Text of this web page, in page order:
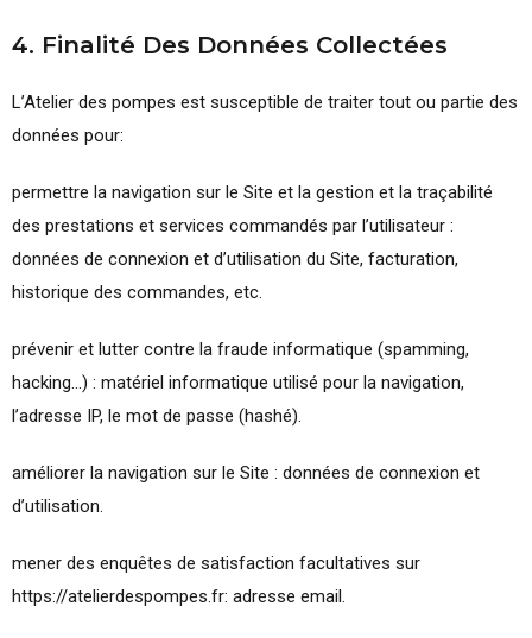
4. Finalité Des Données Collectées
L’Atelier des pompes est susceptible de traiter tout ou partie des
données pour:
permettre la navigation sur le Site et la gestion et la traçabilité
des prestations et services commandés par l’utilisateur :
données de connexion et d’utilisation du Site, facturation,
historique des commandes, etc.
prévenir et lutter contre la fraude informatique (spamming,
hacking…) : matériel informatique utilisé pour la navigation,
l’adresse IP, le mot de passe (hashé).
améliorer la navigation sur le Site : données de connexion et
d’utilisation.
mener des enquêtes de satisfaction facultatives sur
https://atelierdespompes.fr: adresse email.